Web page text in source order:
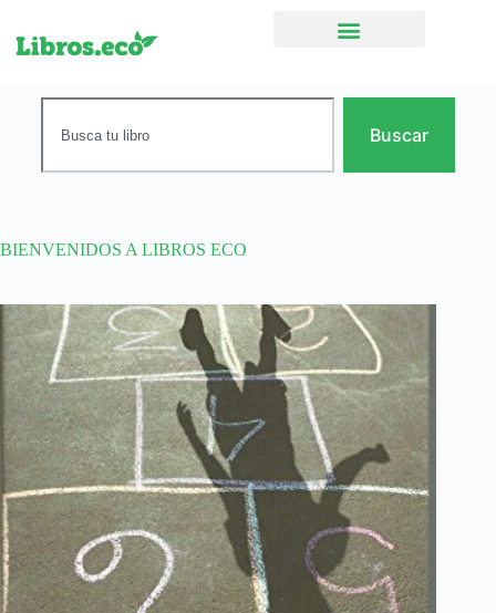
Buscar
BIENVENIDOS A LIBROS ECO